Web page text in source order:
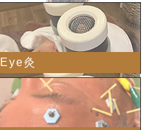
Eye灸